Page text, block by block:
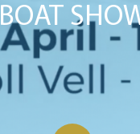
BOAT